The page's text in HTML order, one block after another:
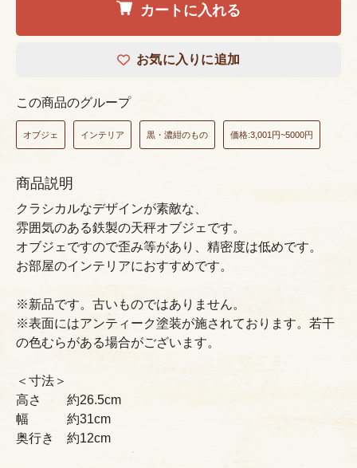
カートに入れる
お気に入りに追加
この商品のグループ
オブジェ インテリア 黒・濃紺のもの 価格:3,001円~5000円
商品説明
クラシカルなデザインが素敵な、
雰囲気のある鉄製の天秤オブジェです。
オブジェですので歪み等があり、精密度は低めです。
お部屋のインテリアにおすすめです。
※新品です。古いものではありません。
※表面にはアンティーク塗装が施されております。若干
の色むらがある場合がございます。
＜寸法＞
高さ 約26.5cm
幅 約31cm
奥行き 約12cm